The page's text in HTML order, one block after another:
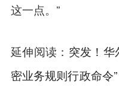
这一点。”
延伸阅读： 突发！华
密业务规则行政命令